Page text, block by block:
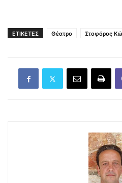
ΕΤΙΚΕΤΕΣ Θέατρο Στοφόρος